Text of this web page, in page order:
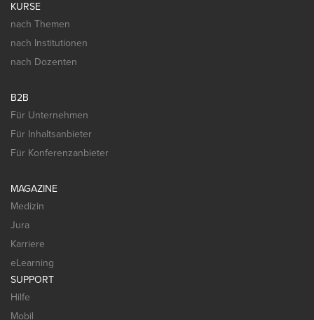
KURSE
nach Themen
nach Institutionen
nach Dozenten
B2B
Für Unternehmen
Für Inhaltsanbieter
Für Konferenzanbieter
MAGAZINE
Medizin
Jura
Karriere
eLearning
SUPPORT
Hilfe
Mobil